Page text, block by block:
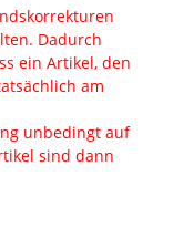
Dadurch
ein Artikel, den
am
unbedingt auf
sind dann